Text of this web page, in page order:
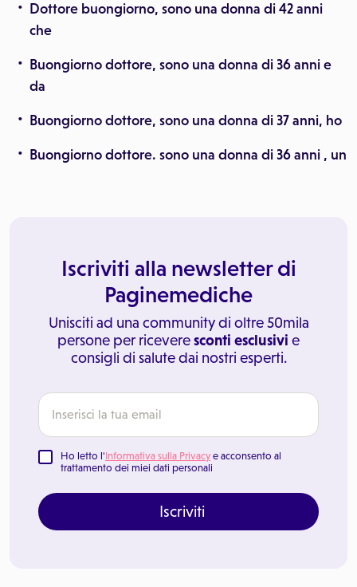
Dottore buongiorno, sono una donna di 42 anni
che
Buongiorno dottore, sono una donna di 36 anni e
da
Buongiorno dottore, sono una donna di 37 anni, ho
Buongiorno dottore. sono una donna di 36 anni , un
Iscriviti alla newsletter di
Paginemediche
Unisciti ad una community di oltre 50mila
persone per riceveresconti esclusivi e
consigli di salute dai nostri esperti.
Ho letto l'Informativa sulla Privacy e acconsento al
trattamento dei miei dati personali
Iscriviti